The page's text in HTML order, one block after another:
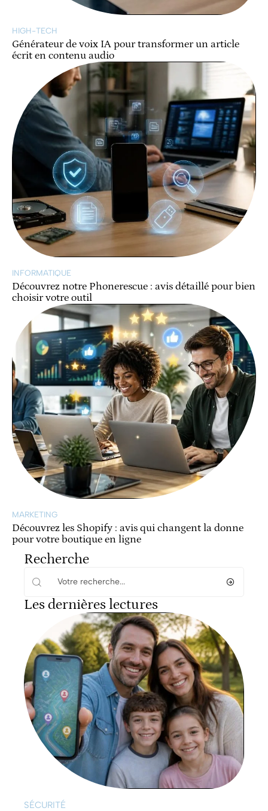
HIGH-TECH
Générateur de voix IA pour transformer un article
écrit en contenu audio
INFORMATIQUE
Découvrez notre Phonerescue : avis détaillé pour bien
choisir votre outil
MARKETING
Découvrez les Shopify : avis qui changent la donne
pour votre boutique en ligne
Recherche
Les dernières lectures
SÉCURITÉ